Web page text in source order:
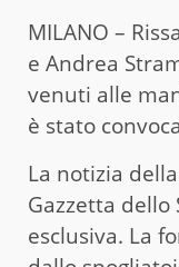
MILANO –
e Andrea
venuti alle
è stato
La notizia
Gazzetta dello
esclusiva. La